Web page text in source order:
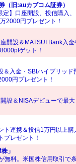
（旧:auカブコム証券）
定】口座開設、投信購入、
2000円プレゼント！
開設＆MATSUI Bank入金
ゲット！
＆入金・SBIハイブリッド
円プレゼント！
設＆NISAデビューで最大
ト連携＆投信1万円以上購
プレゼント！
」
無料。米国株信用取引で条